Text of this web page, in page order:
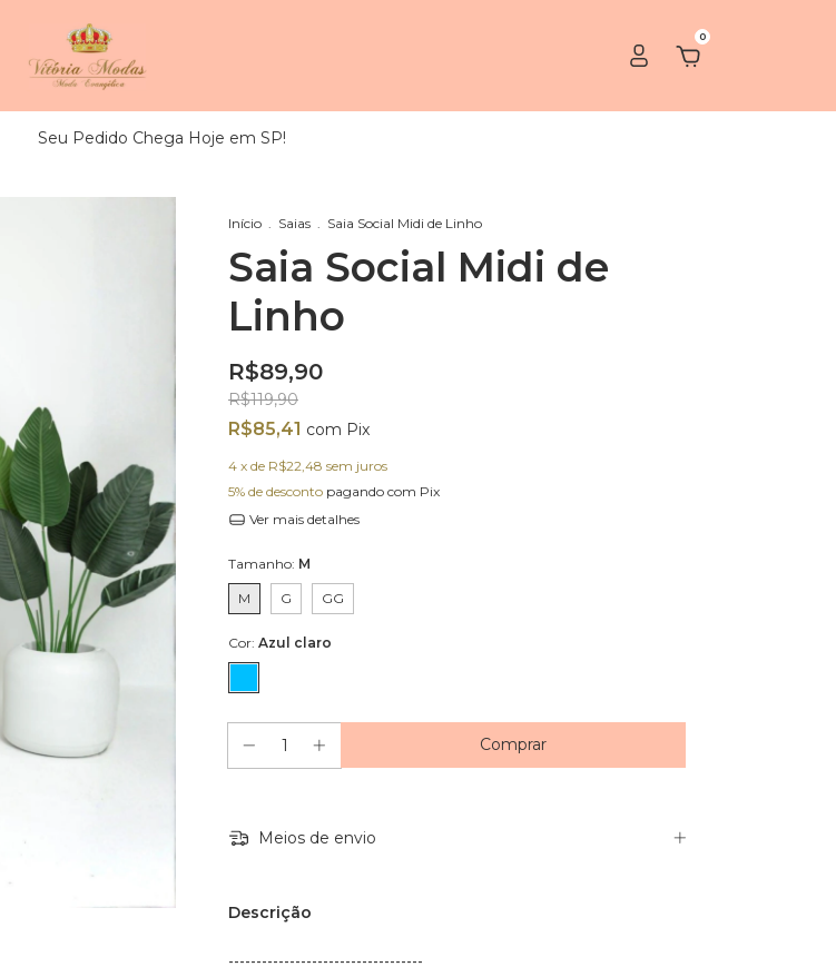
0
Seu Pedido Chega Hoje em SP!
Início . Saias . Saia Social Midi de Linho
Saia Social Midi de
Linho
R$89,90
R$119,90
R$85,41 com Pix
4 x de R$22,48 sem juros
5% de desconto pagando com Pix
Ver mais detalhes
Tamanho: M
M G GG
Cor: Azul claro
Meios de envio
Descrição
-----------------------------------